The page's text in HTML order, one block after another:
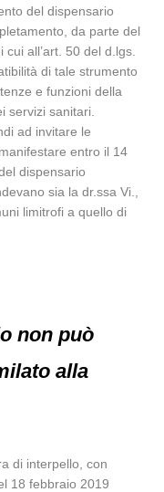
del dispensario
da parte del
all’art. 50 del d.lgs.
di tale strumento
e funzioni della
servizi sanitari.
ad invitare le
entro il 14
dispensario
sia la dr.ssa Vi.,
limitrofi a quello di
non può
alla
di interpello, con
18 febbraio 2019